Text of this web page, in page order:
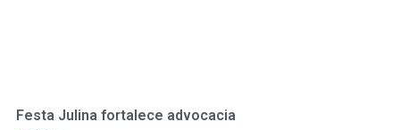
Festa Julina fortalece advocacia